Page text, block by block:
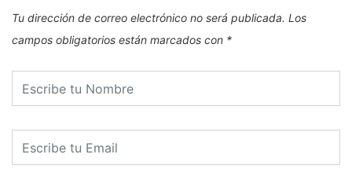
Tu dirección de correo electrónico no será publicada. Los
campos obligatorios están marcados con *